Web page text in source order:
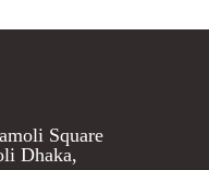
Square
Dhaka,